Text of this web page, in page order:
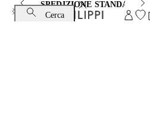
SPEDIZIONE STANDARD
Cerca